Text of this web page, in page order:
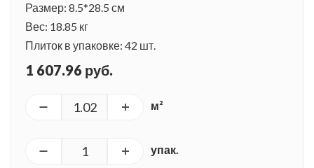
Размер: 8.5*28.5 см
Вес: 18.85 кг
Плиток в упаковке: 42 шт.
1 607.96 руб.
м²
упак.